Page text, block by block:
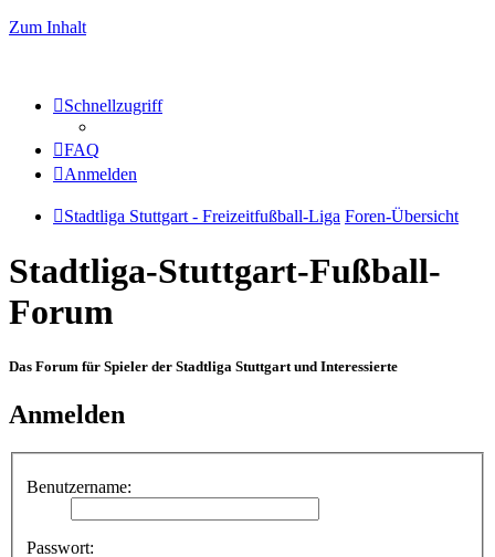
Zum Inhalt
Schnellzugriff
FAQ
Anmelden
Stadtliga Stuttgart - Freizeitfußball-Liga Foren-Übersicht
Stadtliga-Stuttgart-Fußball-
Forum
Das Forum für Spieler der Stadtliga Stuttgart und Interessierte
Anmelden
Benutzername:
Passwort: